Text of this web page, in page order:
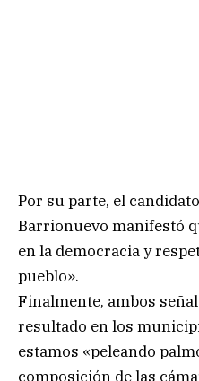
Por su parte, el
Barrionuevo manifestó
en la democracia y
pueblo».
Finalmente, ambos
resultado en los
estamos «peleando
composición de las